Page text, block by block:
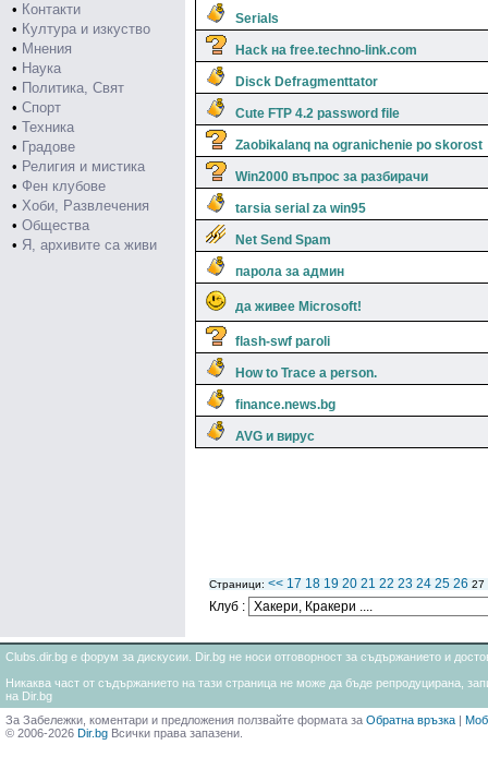
• Контакти
• Култура и изкуство
• Мнения
• Наука
• Политика, Свят
• Спорт
• Техника
• Градове
• Религия и мистика
• Фен клубове
• Хоби, Развлечения
• Общества
• Я, архивите са живи
Serials
Hack на free.techno-link.com
Disck Defragmenttator
Cute FTP 4.2 password file
Zaobikalanq na ogranichenie po skorost
Win2000 въпрос за разбирачи
tarsia serial za win95
Net Send Spam
парола за админ
да живее Microsoft!
flash-swf paroli
How to Trace a person.
finance.news.bg
AVG и вирус
Страници: << 17 18 19 20 21 22 23 24 25 26 27
Клуб :
Clubs.dir.bg е форум за дискусии. Dir.bg не носи отговорност за съдържанието и
Никаква част от съдържанието на тази страница не може да бъде репродуцирана,
на Dir.bg
За Забележки, коментари и предложения ползвайте формата за Обратна връзка |
© 2006-2026 Dir.bg Всички права запазени.